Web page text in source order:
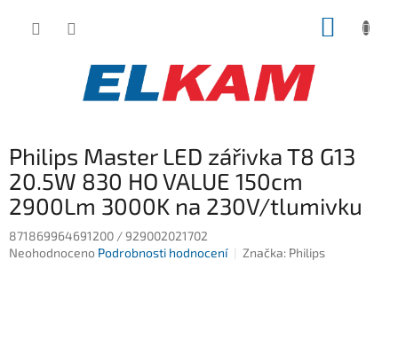
Philips Master LED zářivka T8 G13
20.5W 830 HO VALUE 150cm
2900Lm 3000K na 230V/tlumivku
871869964691200 / 929002021702
Průměrné
Neohodnoceno Podrobnosti hodnocení Značka: Philips